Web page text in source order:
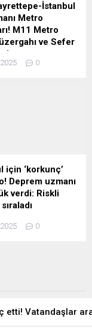
İstanbul
Metro
M11 Metro
ve Sefer
şehrin dört bir
olan ve
Havalimanı'na ...
0
için ‘korkunç’
Deprem uzmanı
verdi: Riskli
Prof. Dr. Cenk
belirtti. Ayrıca
0